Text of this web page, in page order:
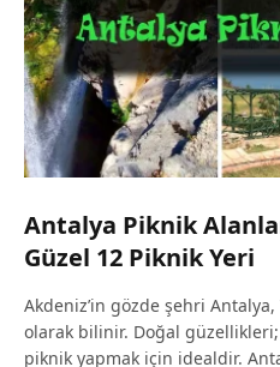
Antalya Piknik
Güzel 12 Piknik Yeri
Akdeniz’in gözde şehri
olarak bilinir. Doğal
piknik yapmak için idealdir.